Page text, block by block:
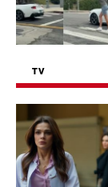
TV